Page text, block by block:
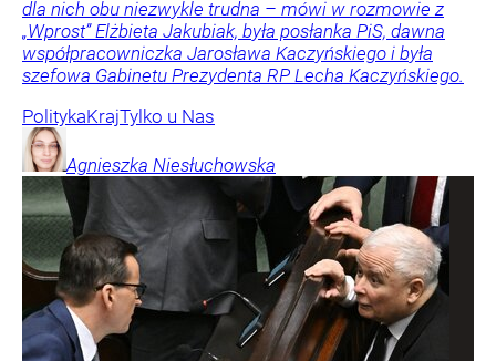
dla nich obu niezwykle trudna – mówi w rozmowie z
„Wprost” Elżbieta Jakubiak, była posłanka PiS, dawna
współpracowniczka Jarosława Kaczyńskiego i była
szefowa Gabinetu Prezydenta RP Lecha Kaczyńskiego.
PolitykaKrajTylko u Nas
Agnieszka Niesłuchowska